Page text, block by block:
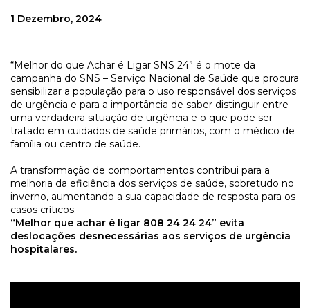
1 Dezembro, 2024
“Melhor do que Achar é Ligar SNS 24” é o mote da
campanha do SNS – Serviço Nacional de Saúde que procura
sensibilizar a população para o uso responsável dos serviços
de urgência e para a importância de saber distinguir entre
uma verdadeira situação de urgência e o que pode ser
tratado em cuidados de saúde primários, com o médico de
família ou centro de saúde.
A transformação de comportamentos contribui para a
melhoria da eficiência dos serviços de saúde, sobretudo no
inverno, aumentando a sua capacidade de resposta para os
casos críticos.
“Melhor que achar é ligar 808 24 24 24” evita
deslocações desnecessárias aos serviços de urgência
hospitalares.